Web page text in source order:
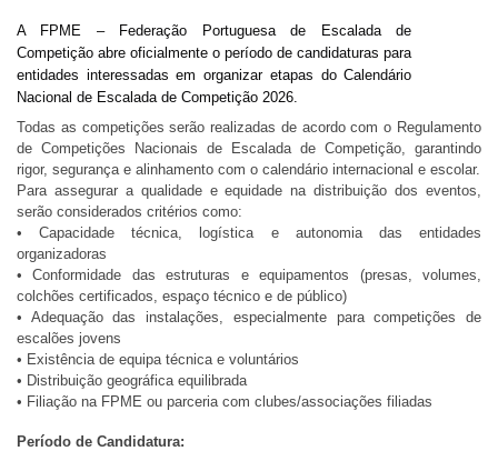
A FPME – Federação Portuguesa de Escalada de
Competição abre oficialmente o período de candidaturas para
entidades interessadas em organizar etapas do Calendário
Nacional de Escalada de Competição 2026.
Todas as competições serão realizadas de acordo com o Regulamento
de Competições Nacionais de Escalada de Competição, garantindo
rigor, segurança e alinhamento com o calendário internacional e escolar.
Para assegurar a qualidade e equidade na distribuição dos eventos,
serão considerados critérios como:
•⁠ ⁠Capacidade técnica, logística e autonomia das entidades
organizadoras
•⁠ ⁠Conformidade das estruturas e equipamentos (presas, volumes,
colchões certificados, espaço técnico e de público)
•⁠ ⁠Adequação das instalações, especialmente para competições de
escalões jovens
•⁠ ⁠Existência de equipa técnica e voluntários
•⁠ ⁠Distribuição geográfica equilibrada
•⁠ ⁠Filiação na FPME ou parceria com clubes/associações filiadas
Período de Candidatura: